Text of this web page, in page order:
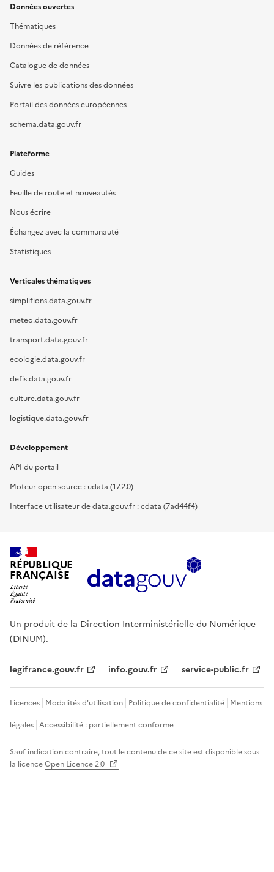
Données ouvertes
Thématiques
Données de référence
Catalogue de données
Suivre les publications des données
Portail des données européennes
schema.data.gouv.fr
Plateforme
Guides
Feuille de route et nouveautés
Nous écrire
Échangez avec la communauté
Statistiques
Verticales thématiques
simplifions.data.gouv.fr
meteo.data.gouv.fr
transport.data.gouv.fr
ecologie.data.gouv.fr
defis.data.gouv.fr
culture.data.gouv.fr
logistique.data.gouv.fr
Développement
API du portail
Moteur open source : udata (17.2.0)
Interface utilisateur de data.gouv.fr : cdata (7ad44f4)
RÉPUBLIQUE
FRANÇAISE
Un produit de la Direction Interministérielle du Numérique
(DINUM).
legifrance.gouv.fr info.gouv.fr service-public.fr
Licences Modalités d'utilisation Politique de confidentialité Mentions
légales Accessibilité : partiellement conforme
Sauf indication contraire, tout le contenu de ce site est disponible sous
la licenceOpen Licence 2.0